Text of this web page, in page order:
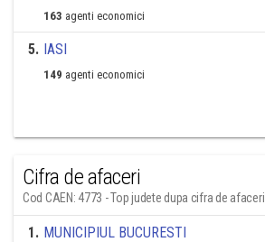
163 agenti economici
5. IASI
149 agenti economici
Cifra de afaceri
Cod CAEN: 4773 - Top judete dupa cifra de afaceri
1. MUNICIPIUL BUCURESTI